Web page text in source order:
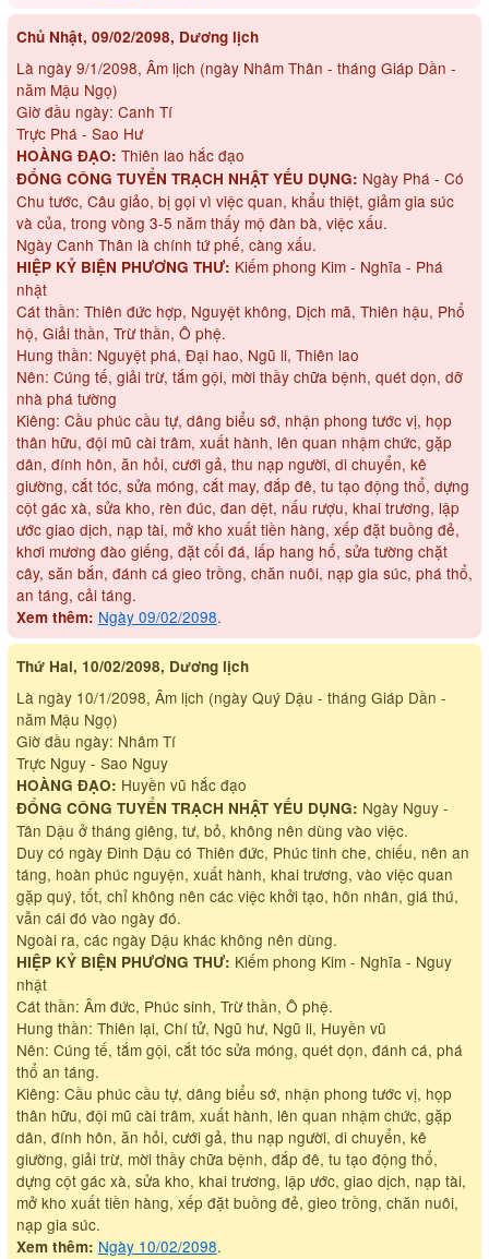
Chủ Nhật, 09/02/2098, Dương lịch
Là ngày 9/1/2098, Âm lịch (ngày Nhâm Thân - tháng Giáp Dần -
năm Mậu Ngọ)
Giờ đầu ngày: Canh Tí
Trực Phá - Sao Hư
HOÀNG ĐẠO: Thiên lao hắc đạo
ĐỔNG CÔNG TUYỂN TRẠCH NHẬT YẾU DỤNG: Ngày Phá - Có
Chu tước, Câu giảo, bị gọi vì việc quan, khẩu thiệt, giảm gia súc
và của, trong vòng 3-5 năm thấy mộ đàn bà, việc xấu.
Ngày Canh Thân là chính tứ phế, càng xấu.
HIỆP KỶ BIỆN PHƯƠNG THƯ: Kiếm phong Kim - Nghĩa - Phá
nhật
Cát thần: Thiên đức hợp, Nguyệt không, Dịch mã, Thiên hậu, Phổ
hộ, Giải thần, Trừ thần, Ô phệ.
Hung thần: Nguyệt phá, Đại hao, Ngũ li, Thiên lao
Nên: Cúng tế, giải trừ, tắm gội, mời thầy chữa bệnh, quét dọn, dỡ
nhà phá tường
Kiêng: Cầu phúc cầu tự, dâng biểu sớ, nhận phong tước vị, họp
thân hữu, đội mũ cài trâm, xuất hành, lên quan nhậm chức, gặp
dân, đính hôn, ăn hỏi, cưới gả, thu nạp người, di chuyển, kê
giường, cắt tóc, sửa móng, cắt may, đắp đê, tu tạo động thổ, dựng
cột gác xà, sửa kho, rèn đúc, đan dệt, nấu rượu, khai trương, lập
ước giao dịch, nạp tài, mở kho xuất tiền hàng, xếp đặt buồng đẻ,
khơi mương đào giếng, đặt cối đá, lấp hang hố, sửa tường chặt
cây, săn bắn, đánh cá gieo trồng, chăn nuôi, nạp gia súc, phá thổ,
an táng, cải táng.
Xem thêm: Ngày 09/02/2098.
Thứ Hai, 10/02/2098, Dương lịch
Là ngày 10/1/2098, Âm lịch (ngày Quý Dậu - tháng Giáp Dần -
năm Mậu Ngọ)
Giờ đầu ngày: Nhâm Tí
Trực Nguy - Sao Nguy
HOÀNG ĐẠO: Huyền vũ hắc đạo
ĐỔNG CÔNG TUYỂN TRẠCH NHẬT YẾU DỤNG: Ngày Nguy -
Tân Dậu ở tháng giêng, tư, bỏ, không nên dùng vào việc.
Duy có ngày Đinh Dậu có Thiên đức, Phúc tinh che, chiếu, nên an
táng, hoàn phúc nguyện, xuất hành, khai trương, vào việc quan
gặp quý, tốt, chỉ không nên các việc khởi tạo, hôn nhân, giá thú,
vẫn cái đó vào ngày đó.
Ngoài ra, các ngày Dậu khác không nên dùng.
HIỆP KỶ BIỆN PHƯƠNG THƯ: Kiếm phong Kim - Nghĩa - Nguy
nhật
Cát thần: Âm đức, Phúc sinh, Trừ thần, Ô phệ.
Hung thần: Thiên lại, Chí tử, Ngũ hư, Ngũ li, Huyền vũ
Nên: Cúng tế, tắm gội, cắt tóc sửa móng, quét dọn, đánh cá, phá
thổ an táng.
Kiêng: Cầu phúc cầu tự, dâng biểu sớ, nhận phong tước vị, họp
thân hữu, đội mũ cài trâm, xuất hành, lên quan nhậm chức, gặp
dân, đính hôn, ăn hỏi, cưới gả, thu nạp người, di chuyển, kê
giường, giải trừ, mời thầy chữa bệnh, đắp đê, tu tạo động thổ,
dựng cột gác xà, sửa kho, khai trương, lập ước, giao dịch, nạp tài,
mở kho xuất tiền hàng, xếp đặt buồng đẻ, gieo trồng, chăn nuôi,
nạp gia súc.
Xem thêm: Ngày 10/02/2098.